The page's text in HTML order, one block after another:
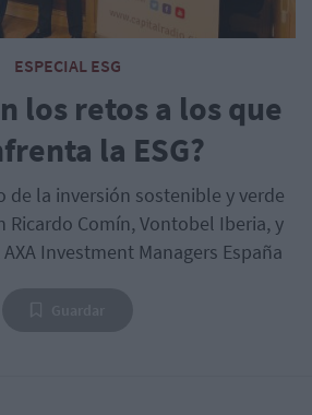
ESPECIAL ESG
los retos a los que
la ESG?
de la inversión sostenible y verde
Ricardo Comín, Vontobel Iberia, y
Investment Managers España